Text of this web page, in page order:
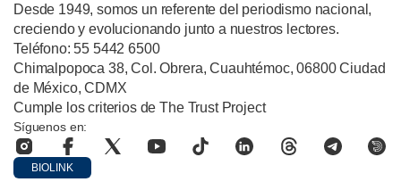
Desde 1949, somos un referente del periodismo nacional,
creciendo y evolucionando junto a nuestros lectores.
Teléfono: 55 5442 6500
Chimalpopoca 38, Col. Obrera, Cuauhtémoc, 06800 Ciudad
de México, CDMX
Cumple los criterios de The Trust Project
Síguenos en:
BIOLINK